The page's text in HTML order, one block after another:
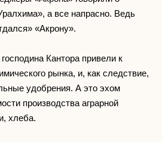
а все напрасно. Ведь
«Акрону».
Кантора привели к
рынка, и, как следствие,
удобрения. А это эхом
производства аграрной
хлеба.